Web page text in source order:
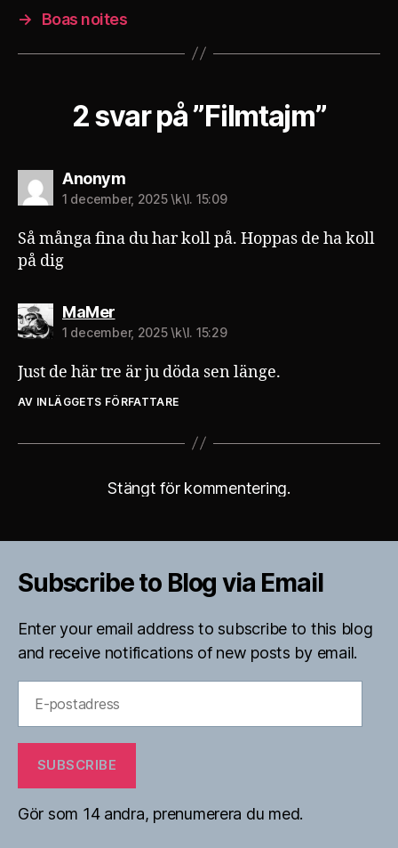
→
Boas noites
2 svar på ”Filmtajm”
Anonymsäger:
1 december, 2025 \k\l. 15:09
Så många fina du har koll på. Hoppas de ha koll
på dig
MaMersäger:
1 december, 2025 \k\l. 15:29
Just de här tre är ju döda sen länge.
AV INLÄGGETS FÖRFATTARE
Stängt för kommentering.
Subscribe to Blog via Email
Enter your email address to subscribe to this blog
and receive notifications of new posts by email.
postadress
SUBSCRIBE
Gör som 14 andra, prenumerera du med.